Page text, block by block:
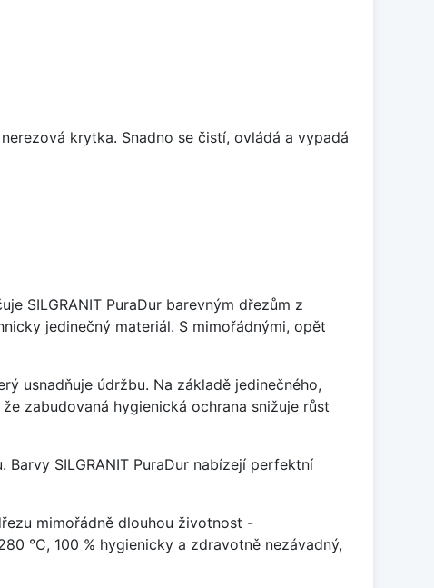
krytka. Snadno se čistí, ovládá a vypadá
SILGRANIT PuraDur barevným dřezům z
jedinečný materiál. S mimořádnými, opět
usnadňuje údržbu. Na základě jedinečného,
zabudovaná hygienická ochrana snižuje růst
SILGRANIT PuraDur nabízejí perfektní
mimořádně dlouhou životnost -
°C, 100 % hygienicky a zdravotně nezávadný,